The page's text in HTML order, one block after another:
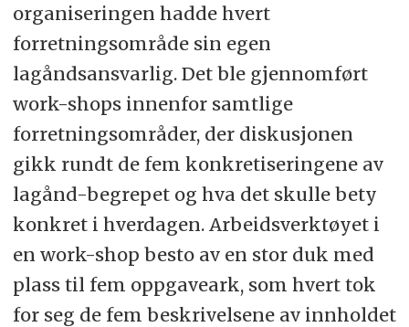
organiseringen hadde hvert
forretningsområde sin egen
lagåndsansvarlig. Det ble gjennomført
work-shops innenfor samtlige
forretningsområder, der diskusjonen
gikk rundt de fem konkretiseringene av
lagånd-begrepet og hva det skulle bety
konkret i hverdagen. Arbeidsverktøyet i
en work-shop besto av en stor duk med
plass til fem oppgaveark, som hvert tok
for seg de fem beskrivelsene av innholdet